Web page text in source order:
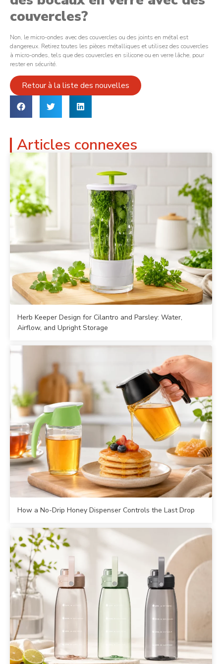
couvercles?
Non, le micro-ondes avec des couvercles ou des joints en métal est
dangereux. Retirez toutes les pièces métalliques et utilisez des couvercles
à micro-ondes, tels que des couvercles en silicone ou en verre lâche, pour
rester en sécurité.
Retour à la liste des nouvelles
Articles connexes
Herb Keeper Design for Cilantro and Parsley: Water,
Airflow, and Upright Storage
How a No-Drip Honey Dispenser Controls the Last Drop